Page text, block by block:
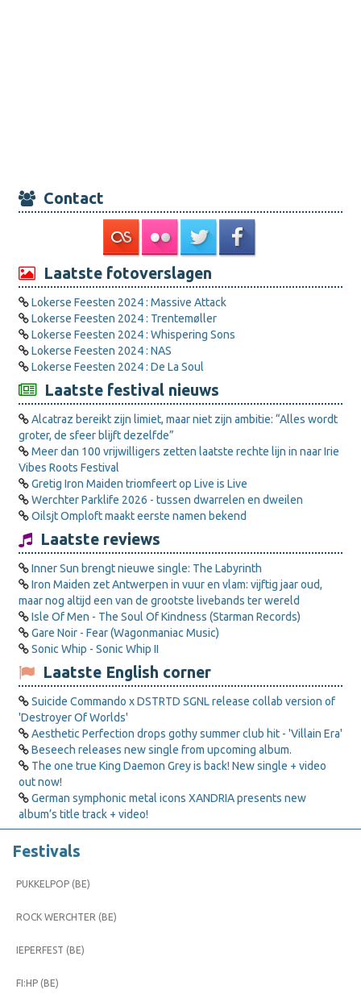
Contact
Laatste fotoverslagen
Lokerse Feesten 2024 : Massive Attack
Lokerse Feesten 2024 : Trentemøller
Lokerse Feesten 2024 : Whispering Sons
Lokerse Feesten 2024 : NAS
Lokerse Feesten 2024 : De La Soul
Laatste festival nieuws
Alcatraz bereikt zijn limiet, maar niet zijn ambitie: “Alles wordt
groter, de sfeer blijft dezelfde”
Meer dan 100 vrijwilligers zetten laatste rechte lijn in naar Irie
Vibes Roots Festival
Gretig Iron Maiden triomfeert op Live is Live
Werchter Parklife 2026 - tussen dwarrelen en dweilen
Oilsjt Omploft maakt eerste namen bekend
Laatste reviews
Inner Sun brengt nieuwe single: The Labyrinth
Iron Maiden zet Antwerpen in vuur en vlam: vijftig jaar oud,
maar nog altijd een van de grootste livebands ter wereld
Isle Of Men - The Soul Of Kindness (Starman Records)
Gare Noir - Fear (Wagonmaniac Music)
Sonic Whip - Sonic Whip II
Laatste English corner
Suicide Commando x DSTRTD SGNL release collab version of
'Destroyer Of Worlds'
Aesthetic Perfection drops gothy summer club hit - 'Villain Era'
Beseech releases new single from upcoming album.
The one true King Daemon Grey is back! New single + video
out now!
German symphonic metal icons XANDRIA presents new
album’s title track + video!
Festivals
PUKKELPOP (BE)
ROCK WERCHTER (BE)
IEPERFEST (BE)
FI:HP (BE)